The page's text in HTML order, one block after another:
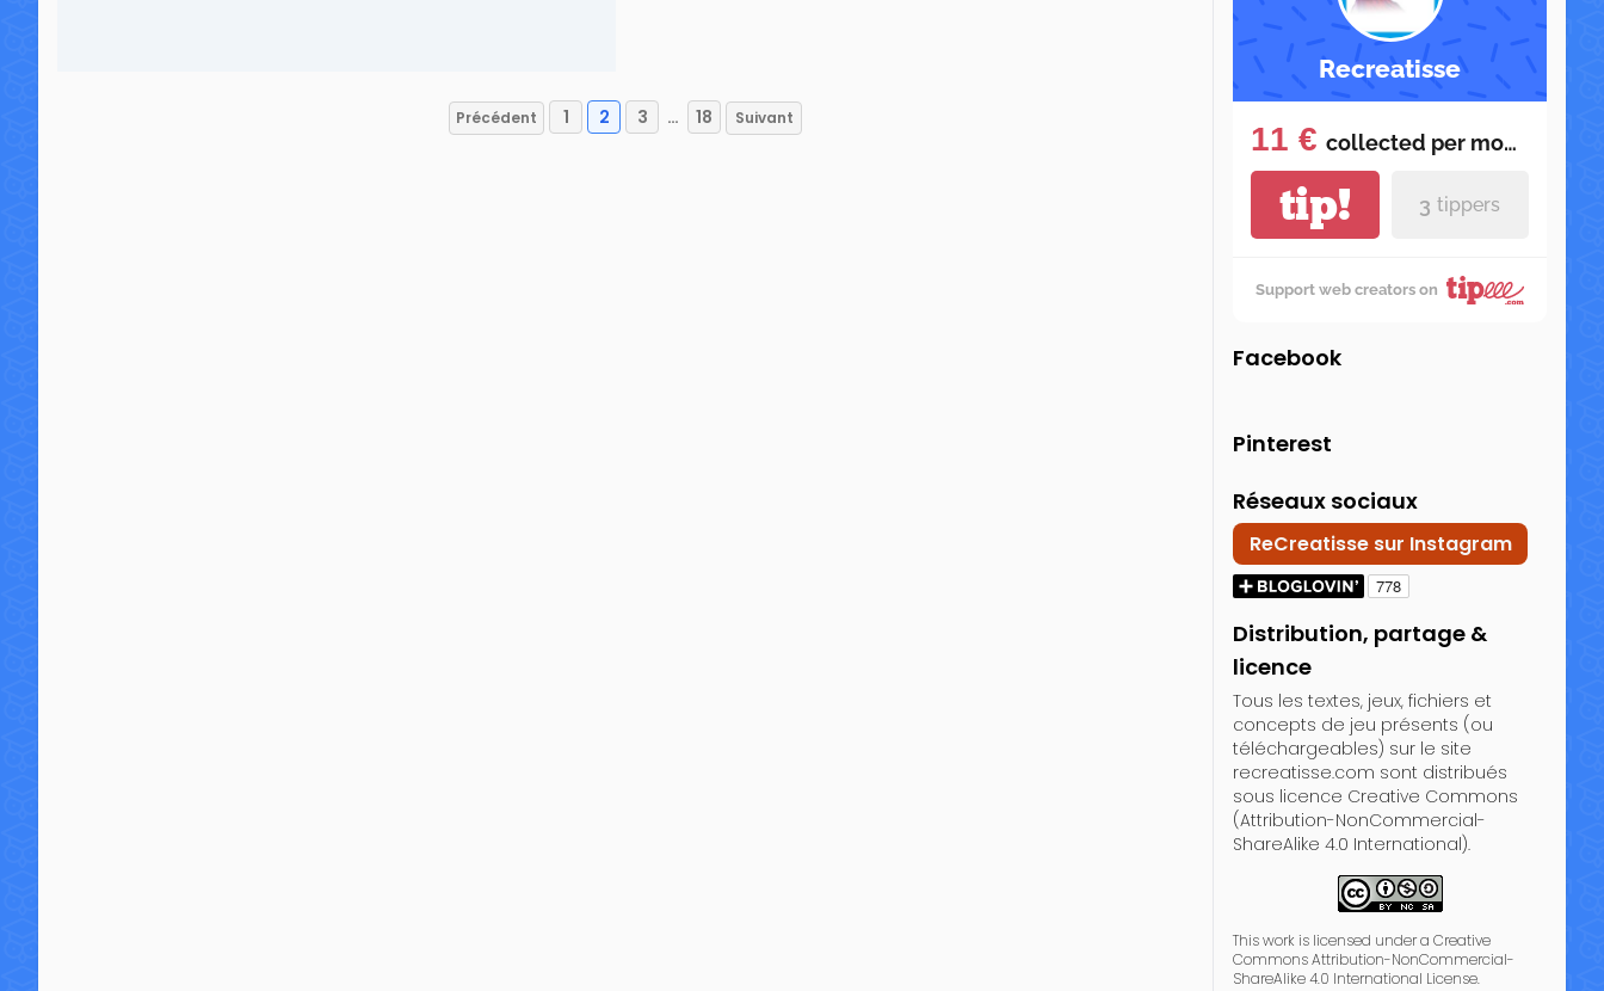
Pagination
Précédent 1 2 3 … 18 Suivant
Recreatisse
11 € collected per month
tip! 3 tippers
Support web creators on
Facebook
Pinterest
Réseaux sociaux
ReCreatisse sur Instagram
Distribution, partage &
licence
Tous les textes, jeux, fichiers et
concepts de jeu présents (ou
téléchargeables) sur le site
recreatisse.com sont distribués
sous licence Creative Commons
(Attribution-NonCommercial-
ShareAlike 4.0 International).
This work is licensed under a Creative
Commons Attribution-NonCommercial-
ShareAlike 4.0 International License.